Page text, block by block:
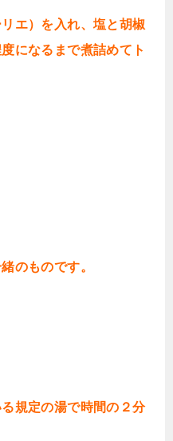
エ）を入れ、塩と胡椒
になるまで煮詰めてト
のものです。
規定の湯で時間の２分